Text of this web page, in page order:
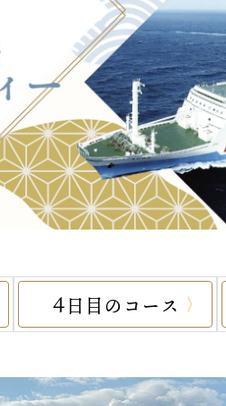
4日目のコース